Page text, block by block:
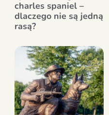
charles spaniel –
dlaczego nie są jedną
rasą?